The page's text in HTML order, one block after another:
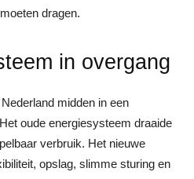
dragen.
in overgang
midden in een
oude energiesysteem draaide
verbruik. Het nieuwe
opslag, slimme sturing en